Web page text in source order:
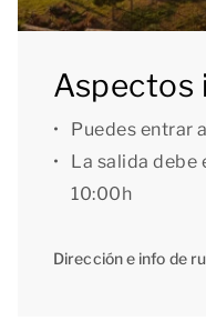
Aspectos
Puedes entrar
La salida debe
10:00h
Dirección e info de